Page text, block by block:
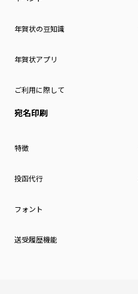
年賀状の豆知識
年賀状アプリ
ご利用に際して
宛名印刷
特徴
投函代行
フォント
送受履歴機能